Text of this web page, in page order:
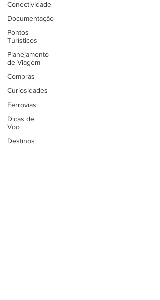
Conectividade
Documentação
Pontos
Turísticos
Planejamento
de Viagem
Compras
Curiosidades
Ferrovias
Dicas de
Voo
Destinos